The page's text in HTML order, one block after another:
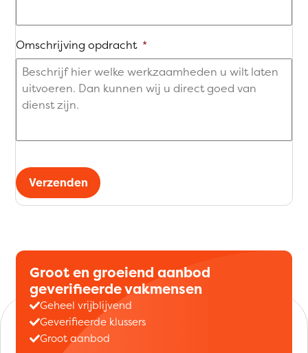
Omschrijving opdracht *
Verzenden
Groot en groeiend aanbod
geverifieerde vakmensen
Geheel vrijblijvend
Geverifieerde klussers
Groot aanbod